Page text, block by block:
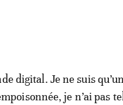
digital. Je ne suis qu’un
je n’ai pas